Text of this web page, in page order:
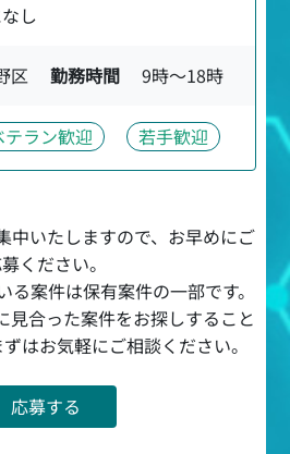
し
区 勤務時間 9時〜18時
テラン歓迎 若手歓迎
いたしますので、お早めにご
ください。
案件は保有案件の一部です。
見合った案件をお探しすること
はお気軽にご相談ください。
応募する